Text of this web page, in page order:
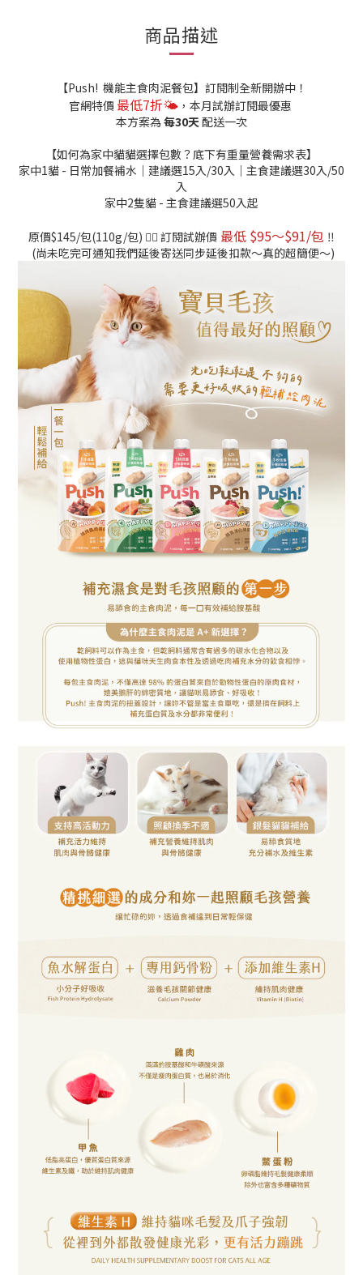
商品描述
【Push! 機能主食肉泥餐包】訂閱制全新開辦中！
官網特價 最低7折🌤️ ，本月試辦訂閱最優惠
本方案為每30天配送一次
【如何為家中貓貓選擇包數？底下有重量營養需求表】
家中1貓 - 日常加餐補水｜建議選15入/30入｜主食建議選30入/50
入
家中2隻貓 - 主食建議選50入起
原價$145/包(110g/包) 👉🏻 訂閱試辦價 最低 $95～$91/包 ‼️
(尚未吃完可通知我們延後寄送同步延後扣款～真的超簡便～)